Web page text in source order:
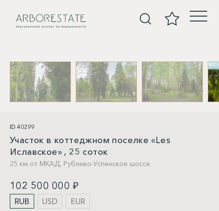
ID 40299
Участок в коттеджном поселке «Les
Иславское» , 25 соток
25 км от МКАД, Рублево-Успенское шоссе
102 500 000 ₽
RUB USD EUR